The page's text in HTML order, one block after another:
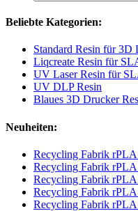
Beliebte Kategorien:
Standard Resin für 3D
Liqcreate Resin für
UV Laser Resin für
UV DLP Resin
Blaues 3D Drucker
Neuheiten:
Recycling Fabrik
Recycling Fabrik rPLA
Recycling Fabrik
Recycling Fabrik
Recycling Fabrik